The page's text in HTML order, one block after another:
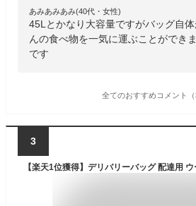
あみあみあみ(40代・女性)
45Lとかなり大容量ですがバッグ自
んの食べ物を一気に運ぶことができ
です
全てのおすすめコメント（
3